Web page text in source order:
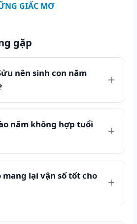
GIẤC MƠ
gặp
nên sinh con năm
năm không hợp tuổi
mang lại vận số tốt cho